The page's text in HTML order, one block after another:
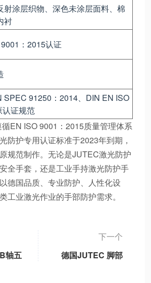
射涂层织物、深色未涂层面料、棉
衬
：2015认证
SPEC 91250：2014、DIN EN ISO
认证规范
EN ISO 9001：2015质量管理体系
防护专用认证标准于2023年到期，
规范制作。无论是JUTEC激光防护
全手套，还是工业手持激光防护手
德国品质、专业防护、人性化设
工业激光作业的手部防护需求。
轴五
下一个
德国JUTEC 脚部